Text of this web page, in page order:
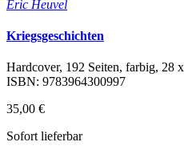
Eric Heuvel
Kriegsgeschichten
Hardcover, 192 Seiten, farbig, 28
ISBN: 9783964300997
35,00 €
Sofort lieferbar